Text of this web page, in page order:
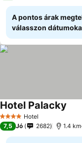
A pontos árak
válasszon
4 KategóriaHotel
Hotel Palacky
7,5 Jó 2682 1.4